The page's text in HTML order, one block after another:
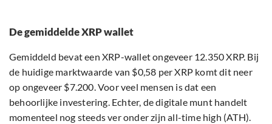
De gemiddelde XRP wallet
Gemiddeld bevat een XRP-wallet ongeveer 12.350 XRP. Bij
de huidige marktwaarde van $0,58 per XRP komt dit neer
op ongeveer $7.200. Voor veel mensen is dat een
behoorlijke investering. Echter, de digitale munt handelt
momenteel nog steeds ver onder zijn all-time high (ATH).